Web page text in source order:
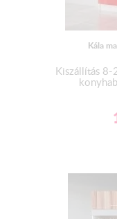
Kála
Kiszállítás 8-